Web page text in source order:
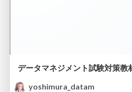
yoshimura_datam